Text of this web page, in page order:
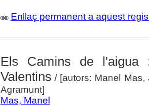
Enllaç permanent a aquest
Els Camins de
Valentins / [autors: Manel Mas,
Agramunt]
Mas, Manel